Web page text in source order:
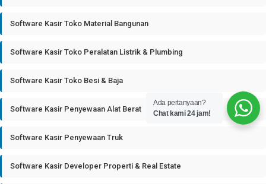
Software Kasir Toko Material Bangunan
Software Kasir Toko Peralatan Listrik & Plumbing
Software Kasir Toko Besi & Baja
Software Kasir Penyewaan Alat Berat
Software Kasir Penyewaan Truk
Software Kasir Developer Properti & Real Estate
Ada pertanyaan?
Chat kami 24 jam!